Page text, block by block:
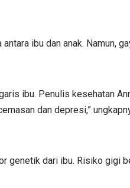
ibu dan anak. Namun,
ibu. Penulis kesehatan
dan depresi,”
genetik dari ibu. Risiko